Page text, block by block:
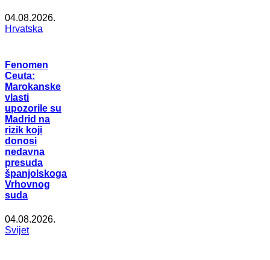
04.08.2026.
Hrvatska
Fenomen
Ceuta:
Marokanske
vlasti
upozorile su
Madrid na
rizik koji
donosi
nedavna
presuda
španjolskoga
Vrhovnog
suda
04.08.2026.
Svijet